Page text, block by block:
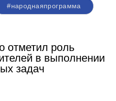
#народнаяпрограмма
отметил роль
в выполнении
задач